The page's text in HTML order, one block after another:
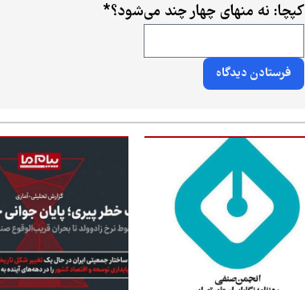
کپچا: نه منهای چهار چند می‌شود؟*